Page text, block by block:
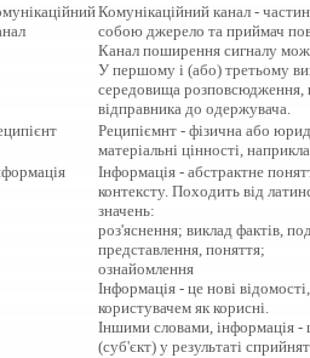
Комунікаційний канал -
собою джерело та приймач
Канал поширення сигналу
У першому і (або) третьому
середовища розповсюдження,
відправника до одержувача.
Реципіємнт - фізична або
матеріальні цінності,
Інформація - абстрактне
контексту. Походить від
значень:
роз'яснення; виклад фактів,
представлення, поняття;
ознайомлення
Інформація - це нові відомості,
користувачем як корисні.
Іншими словами, інформація -
(суб'єкт) у результаті